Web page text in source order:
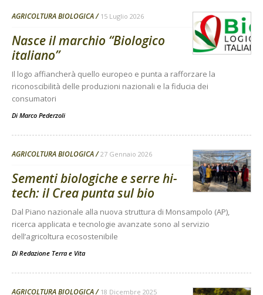
AGRICOLTURA BIOLOGICA 15 Luglio 2026
Nasce il marchio “Biologico
italiano”
Il logo affiancherà quello europeo e punta a rafforzare la
riconoscibilità delle produzioni nazionali e la fiducia dei
consumatori
Di Marco Pederzoli
AGRICOLTURA BIOLOGICA 27 Gennaio 2026
Sementi biologiche e serre hi-
tech: il Crea punta sul bio
Dal Piano nazionale alla nuova struttura di Monsampolo (AP),
ricerca applicata e tecnologie avanzate sono al servizio
dell’agricoltura ecosostenibile
Di Redazione Terra e Vita
AGRICOLTURA BIOLOGICA 18 Dicembre 2025